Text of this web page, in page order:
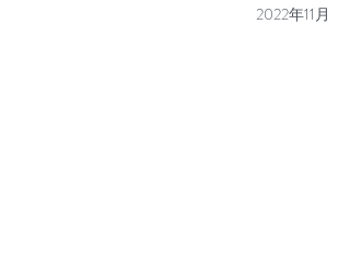
2022年11月